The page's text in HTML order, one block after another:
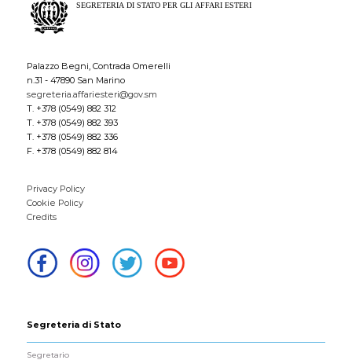
Palazzo Begni, Contrada Omerelli
n.31 - 47890 San Marino
segreteria.affariesteri@gov.sm
T. +378 (0549) 882 312
T. +378 (0549) 882 393
T. +378 (0549) 882 336
F. +378 (0549) 882 814
Privacy Policy
Cookie Policy
Credits
Segreteria di Stato
Segretario